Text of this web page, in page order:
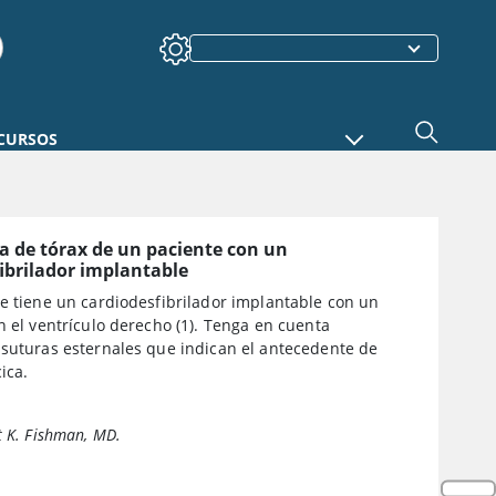
de tórax de un paciente con un
implantable
tiene un cardiodesfibrilador implantable con un
el ventrículo derecho (1). Tenga en cuenta
esternales que indican el antecedente de
Fishman, MD.